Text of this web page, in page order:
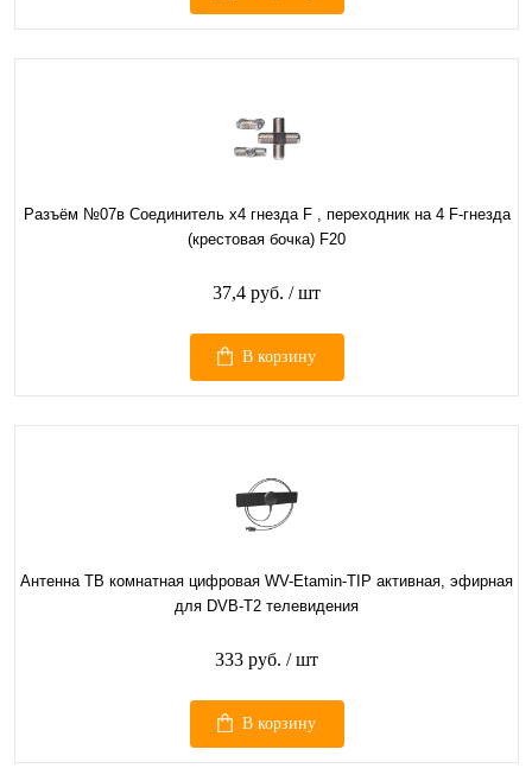
Разъём №07в Соединитель x4 гнезда F , переходник на 4 F-гнезда
(крестовая бочка) F20
37,4 руб. / шт
В корзину
Антенна ТВ комнатная цифровая WV-Etamin-TIP активная, эфирная
для DVB-T2 телевидения
333 руб. / шт
В корзину